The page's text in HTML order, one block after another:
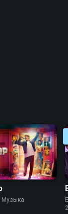
её
Музыка